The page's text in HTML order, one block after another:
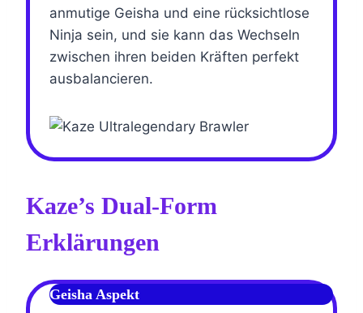
anmutige Geisha und eine rücksichtlose
Ninja sein, und sie kann das Wechseln
zwischen ihren beiden Kräften perfekt
ausbalancieren.
Kaze’s Dual-Form
Erklärungen
Geisha Aspekt